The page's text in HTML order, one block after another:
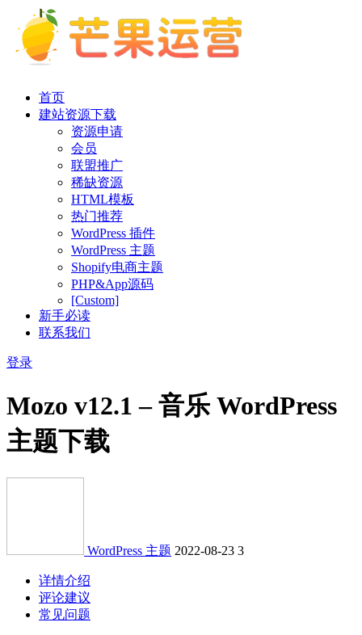
首页
建站资源下载
资源申请
会员
联盟推广
稀缺资源
HTML模板
热门推荐
WordPress 插件
WordPress 主题
Shopify电商主题
PHP&App源码
[Custom]
新手必读
联系我们
登录
Mozo v12.1 – 音乐 WordPress
主题下载
WordPress 主题 2022-08-23 3
详情介绍
评论建议
常见问题